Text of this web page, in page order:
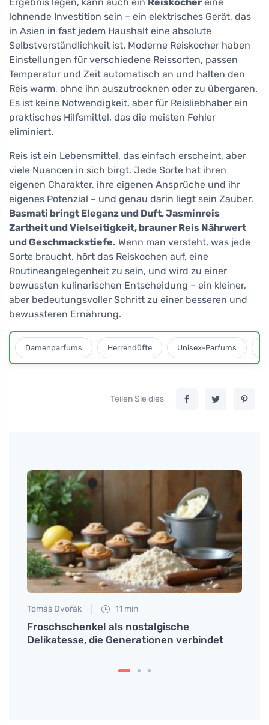
lohnende Investition sein – ein elektrisches Gerät, das
in Asien in fast jedem Haushalt eine absolute
Selbstverständlichkeit ist. Moderne Reiskocher haben
Einstellungen für verschiedene Reissorten, passen
Temperatur und Zeit automatisch an und halten den
Reis warm, ohne ihn auszutrocknen oder zu übergaren.
Es ist keine Notwendigkeit, aber für Reisliebhaber ein
praktisches Hilfsmittel, das die meisten Fehler
eliminiert.
Reis ist ein Lebensmittel, das einfach erscheint, aber
viele Nuancen in sich birgt. Jede Sorte hat ihren
eigenen Charakter, ihre eigenen Ansprüche und ihr
eigenes Potenzial – und genau darin liegt sein Zauber.
Basmati bringt Eleganz und Duft, Jasminreis
Zartheit und Vielseitigkeit, brauner Reis Nährwert
und Geschmackstiefe. Wenn man versteht, was jede
Sorte braucht, hört das Reiskochen auf, eine
Routineangelegenheit zu sein, und wird zu einer
bewussten kulinarischen Entscheidung – ein kleiner,
aber bedeutungsvoller Schritt zu einer besseren und
bewussteren Ernährung.
Damenparfums Herrendüfte Unisex-Parfums
Teilen Sie dies
Tomáš Dvořák 11 min
Froschschenkel als nostalgische
Delikatesse, die Generationen verbindet